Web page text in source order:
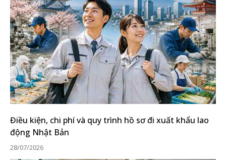
Điều kiện, chi phí và quy trình hồ sơ đi xuất khẩu lao
động Nhật Bản
28/07/2026